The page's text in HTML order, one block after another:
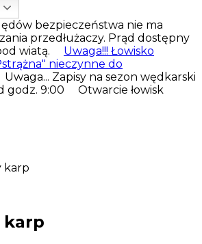
bezpieczeństwa nie ma
przedłużaczy. Prąd dostępny
wiatą. Uwaga!!! Łowisko
nieczynne do
Zapisy na sezon wędkarski
godz. 9:00 Otwarcie łowisk
karp